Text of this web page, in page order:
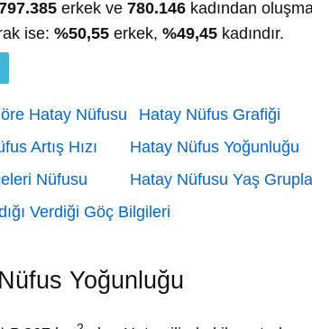
erkek ve 780.146 kadından
ise: %50,55 erkek, %49,45 kadındır.
Hatay Nüfusu
Hatay Nüfus Grafiği
Artış Hızı
Hatay Nüfus Yoğunluğu
Nüfusu
Hatay Nüfusu Yaş
Verdiği Göç Bilgileri
Yoğunluğu